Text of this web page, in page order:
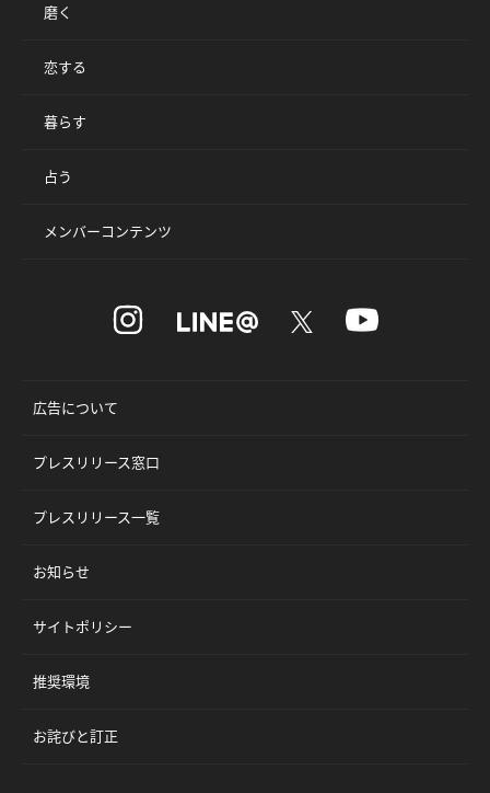
磨く
恋する
暮らす
占う
メンバーコンテンツ
広告について
プレスリリース窓口
プレスリリース一覧
お知らせ
サイトポリシー
推奨環境
お詫びと訂正